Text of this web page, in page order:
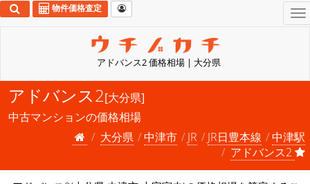
アドバンス2 価格相場 | 大分県
物件価格査定
アドバンス2[大分県]
中古マンションの価格相場
大分県
中津市 JR JR日豊本線
中津駅
アドバンス2